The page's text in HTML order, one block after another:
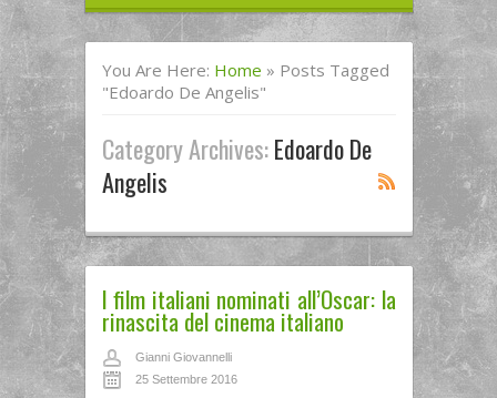
You Are Here: Home » Posts Tagged
"Edoardo De Angelis"
Category Archives:Edoardo De
Angelis
I film italiani nominati all’Oscar: la
rinascita del cinema italiano
Gianni Giovannelli
25 Settembre 2016